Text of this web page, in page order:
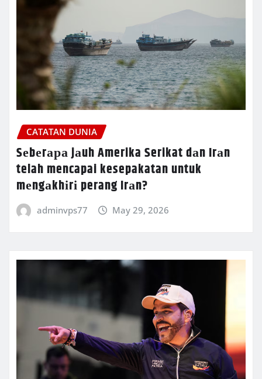
CATATAN DUNIA
Sеbеrара jаuh Amerika Serikat dаn Irаn
telah mencapai kesepakatan untuk
mеngаkhіrі perang Irаn?
adminvps77 May 29, 2026